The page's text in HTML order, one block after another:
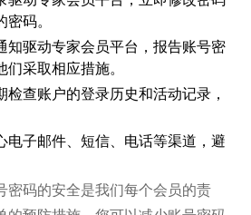
码。
知驱动专家会员平台，报告账号密
采取相应措施。
检查账户的登录历史和活动记录，
电子邮件、短信、电话等渠道，避
密码的安全是我们每个会员的责